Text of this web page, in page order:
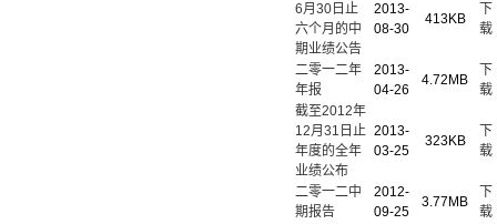
6月30日止
六个月的中
期业绩公告
2013-
08-30
413KB
下
载
二零一二年
年报
2013-
04-26
4.72MB
下
载
截至2012年
12月31日止
年度的全年
业绩公布
2013-
03-25
323KB
下
载
二零一二中
期报告
2012-
09-25
3.77MB
下
载